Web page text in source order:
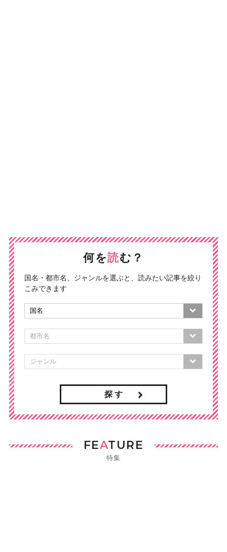
何を読む？
国名・都市名、ジャンルを選ぶと、読みたい記事を絞り
こみできます
探 す
FEATURE
特集